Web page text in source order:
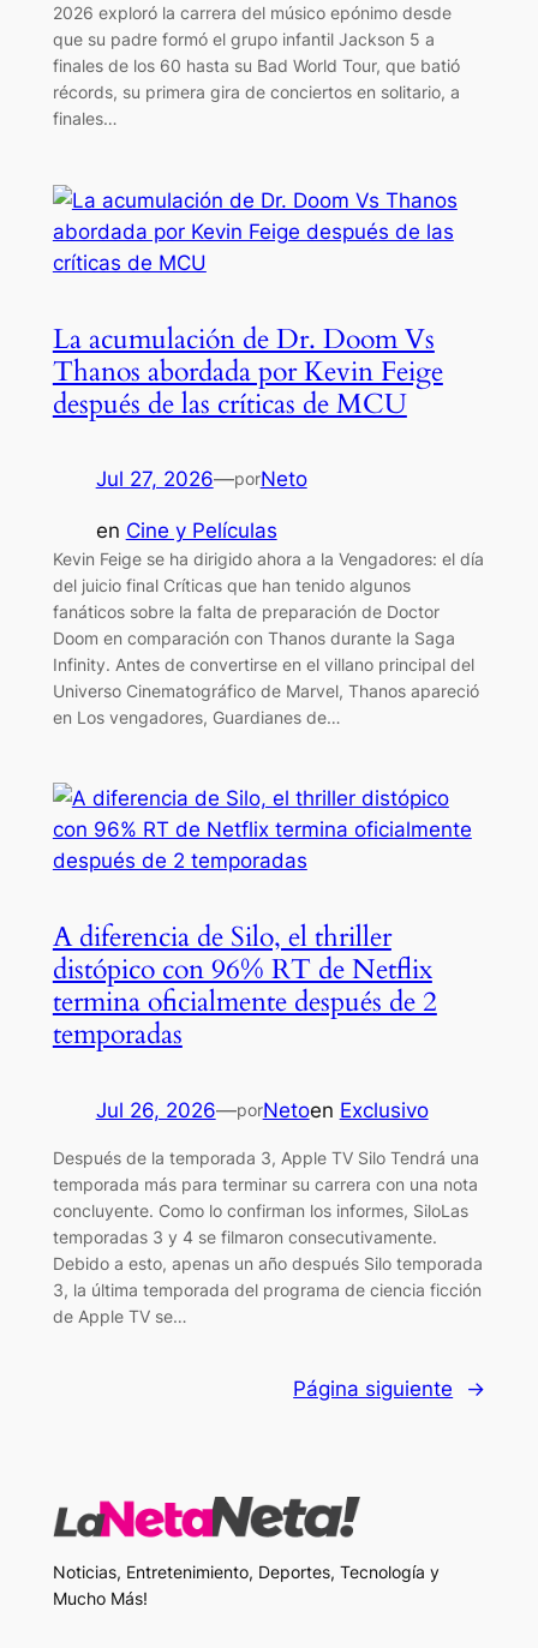
2026 exploró la carrera del músico epónimo desde
que su padre formó el grupo infantil Jackson 5 a
finales de los 60 hasta su Bad World Tour, que batió
récords, su primera gira de conciertos en solitario, a
finales…
La acumulación de Dr. Doom Vs
Thanos abordada por Kevin Feige
después de las críticas de MCU
Jul 27, 2026—porNeto
en Cine y Películas
Kevin Feige se ha dirigido ahora a la Vengadores: el día
del juicio final Críticas que han tenido algunos
fanáticos sobre la falta de preparación de Doctor
Doom en comparación con Thanos durante la Saga
Infinity. Antes de convertirse en el villano principal del
Universo Cinematográfico de Marvel, Thanos apareció
en Los vengadores, Guardianes de…
A diferencia de Silo, el thriller
distópico con 96% RT de Netflix
termina oficialmente después de 2
temporadas
Jul 26, 2026—porNetoen Exclusivo
Después de la temporada 3, Apple TV Silo Tendrá una
temporada más para terminar su carrera con una nota
concluyente. Como lo confirman los informes, SiloLas
temporadas 3 y 4 se filmaron consecutivamente.
Debido a esto, apenas un año después Silo temporada
3, la última temporada del programa de ciencia ficción
de Apple TV se…
Página siguiente →
Noticias, Entretenimiento, Deportes, Tecnología y
Mucho Más!